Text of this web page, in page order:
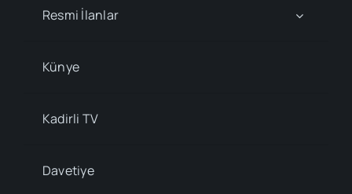
Resmi İlanlar
Künye
Kadirli TV
Davetiye